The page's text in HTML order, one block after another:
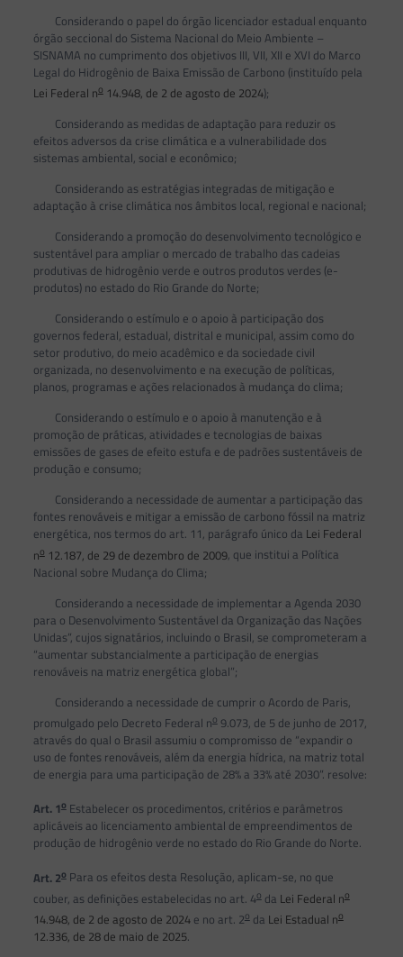
Considerando o papel do órgão licenciador estadual enquanto
órgão seccional do Sistema Nacional do Meio Ambiente –
SISNAMA no cumprimento dos objetivos III, VII, XII e XVI do Marco
Legal do Hidrogênio de Baixa Emissão de Carbono (instituído pela
Lei Federal no14.948, de 2 de agosto de 2024);
Considerando as medidas de adaptação para reduzir os
efeitos adversos da crise climática e a vulnerabilidade dos
sistemas ambiental, social e econômico;
Considerando as estratégias integradas de mitigação e
adaptação à crise climática nos âmbitos local, regional e nacional;
Considerando a promoção do desenvolvimento tecnológico e
sustentável para ampliar o mercado de trabalho das cadeias
produtivas de hidrogênio verde e outros produtos verdes (e-
produtos) no estado do Rio Grande do Norte;
Considerando o estímulo e o apoio à participação dos
governos federal, estadual, distrital e municipal, assim como do
setor produtivo, do meio acadêmico e da sociedade civil
organizada, no desenvolvimento e na execução de políticas,
planos, programas e ações relacionados à mudança do clima;
Considerando o estímulo e o apoio à manutenção e à
promoção de práticas, atividades e tecnologias de baixas
emissões de gases de efeito estufa e de padrões sustentáveis de
produção e consumo;
Considerando a necessidade de aumentar a participação das
fontes renováveis e mitigar a emissão de carbono fóssil na matriz
energética, nos termos do art. 11, parágrafo único da Lei Federal
no12.187, de 29 de dezembro de 2009, que institui a Política
Nacional sobre Mudança do Clima;
Considerando a necessidade de implementar a Agenda 2030
para o Desenvolvimento Sustentável da Organização das Nações
Unidas”, cujos signatários, incluindo o Brasil, se comprometeram a
“aumentar substancialmente a participação de energias
renováveis na matriz energética global”;
Considerando a necessidade de cumprir o Acordo de Paris,
promulgado pelo Decreto Federal no9.073, de 5 de junho de 2017,
através do qual o Brasil assumiu o compromisso de “expandir o
uso de fontes renováveis, além da energia hídrica, na matriz total
de energia para uma participação de 28% a 33% até 2030”. resolve:
Art. 1oEstabelecer os procedimentos, critérios e parâmetros
aplicáveis ao licenciamento ambiental de empreendimentos de
produção de hidrogênio verde no estado do Rio Grande do Norte.
Art. 2oPara os efeitos desta Resolução, aplicam-se, no que
couber, as definições estabelecidas no art. 4oda Lei Federal no
14.948, de 2 de agosto de 2024e no art. 2oda Lei Estadual no
12.336, de 28 de maio de 2025.